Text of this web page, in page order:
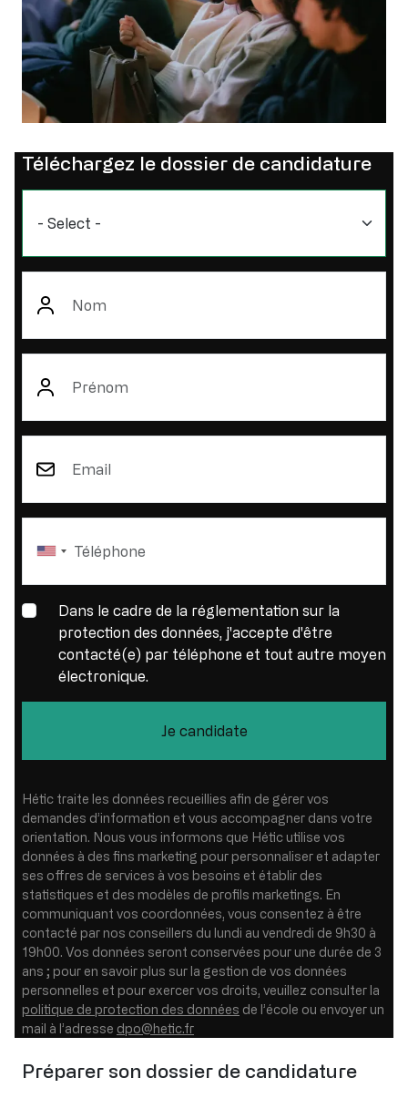
Téléchargez le dossier de candidature
Dans le cadre de la réglementation sur la
protection des données, j'accepte d'être
contacté(e) par téléphone et tout autre moyen
électronique.
Je candidate
Hétic traite les données recueillies afin de gérer vos
demandes d’information et vous accompagner dans votre
orientation. Nous vous informons que Hétic utilise vos
données à des fins marketing pour personnaliser et adapter
ses offres de services à vos besoins et établir des
statistiques et des modèles de profils marketings. En
communiquant vos coordonnées, vous consentez à être
contacté par nos conseillers du lundi au vendredi de 9h30 à
19h00. Vos données seront conservées pour une durée de 3
ans ; pour en savoir plus sur la gestion de vos données
personnelles et pour exercer vos droits, veuillez consulter la
politique de protection des données de l’école ou envoyer un
mail à l’adresse dpo@hetic.fr
Préparer son dossier de candidature